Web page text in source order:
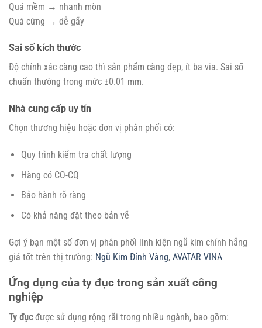
Quá mềm → nhanh mòn
Quá cứng → dễ gãy
Sai số kích thước
Độ chính xác càng cao thì sản phẩm càng đẹp, ít ba via. Sai số
chuẩn thường trong mức ±0.01 mm.
Nhà cung cấp uy tín
Chọn thương hiệu hoặc đơn vị phân phối có:
Quy trình kiểm tra chất lượng
Hàng có CO-CQ
Bảo hành rõ ràng
Có khả năng đặt theo bản vẽ
Gợi ý bạn một số đơn vị phân phối linh kiện ngũ kim chính hãng
giá tốt trên thị trường: Ngũ Kim Đỉnh Vàng, AVATAR VINA
Ứng dụng của ty đục trong sản xuất công
nghiệp
Ty đụcđược sử dụng rộng rãi trong nhiều ngành, bao gồm: